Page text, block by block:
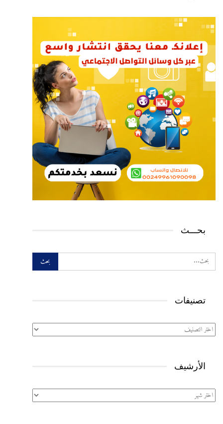
بحـــث
تصنيفات
تصنيفات
الأرشيف
الأرشيف